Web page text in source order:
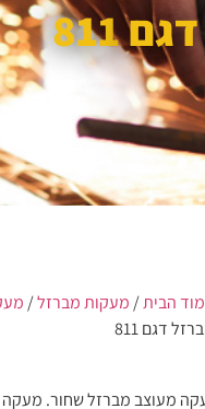
811
הבית/ מעקות מברזל/
דגם 811
מעוצב מברזל שחור. מעקה